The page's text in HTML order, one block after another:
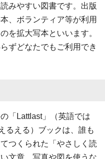
みやすい図書です。出版
、ボランティア等が利用
を拡大写本といいます。
ずどなたでもご利用でき
「 Lattlast」（英語では
るえる）ブックは、誰も
つくられた「やさしく読
文章、写真や図を使うな